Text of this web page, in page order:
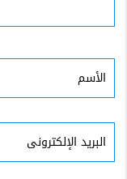
الأسم
البريد
الإلكترونى